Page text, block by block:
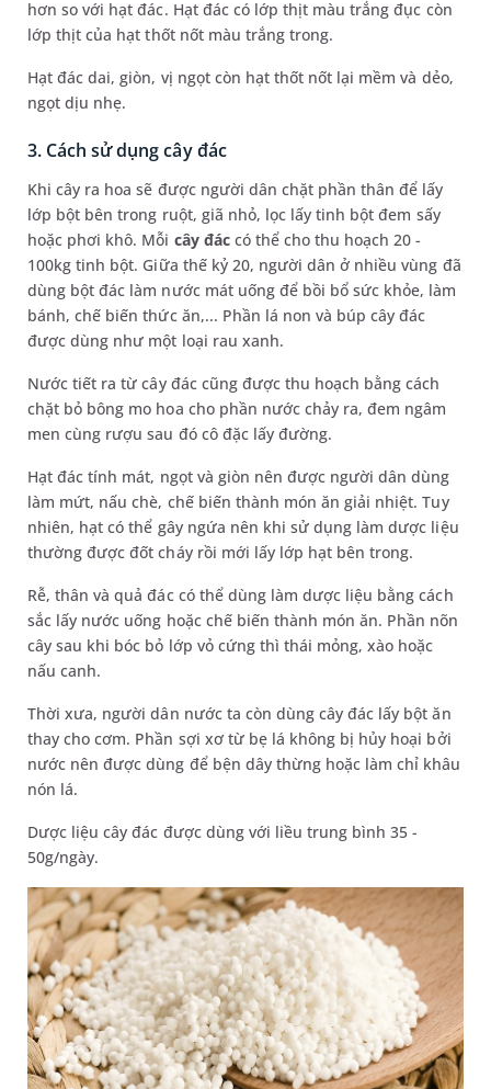
hơn so với hạt đác. Hạt đác có lớp thịt màu trắng đục còn
lớp thịt của hạt thốt nốt màu trắng trong.
Hạt đác dai, giòn, vị ngọt còn hạt thốt nốt lại mềm và dẻo,
ngọt dịu nhẹ.
3. Cách sử dụng cây đác
Khi cây ra hoa sẽ được người dân chặt phần thân để lấy
lớp bột bên trong ruột, giã nhỏ, lọc lấy tinh bột đem sấy
hoặc phơi khô. Mỗi cây đác có thể cho thu hoạch 20 -
100kg tinh bột. Giữa thế kỷ 20, người dân ở nhiều vùng đã
dùng bột đác làm nước mát uống để bồi bổ sức khỏe, làm
bánh, chế biến thức ăn,... Phần lá non và búp cây đác
được dùng như một loại rau xanh.
Nước tiết ra từ cây đác cũng được thu hoạch bằng cách
chặt bỏ bông mo hoa cho phần nước chảy ra, đem ngâm
men cùng rượu sau đó cô đặc lấy đường.
Hạt đác tính mát, ngọt và giòn nên được người dân dùng
làm mứt, nấu chè, chế biến thành món ăn giải nhiệt. Tuy
nhiên, hạt có thể gây ngứa nên khi sử dụng làm dược liệu
thường được đốt cháy rồi mới lấy lớp hạt bên trong.
Rễ, thân và quả đác có thể dùng làm dược liệu bằng cách
sắc lấy nước uống hoặc chế biến thành món ăn. Phần nõn
cây sau khi bóc bỏ lớp vỏ cứng thì thái mỏng, xào hoặc
nấu canh.
Thời xưa, người dân nước ta còn dùng cây đác lấy bột ăn
thay cho cơm. Phần sợi xơ từ bẹ lá không bị hủy hoại bởi
nước nên được dùng để bện dây thừng hoặc làm chỉ khâu
nón lá.
Dược liệu cây đác được dùng với liều trung bình 35 -
50g/ngày.